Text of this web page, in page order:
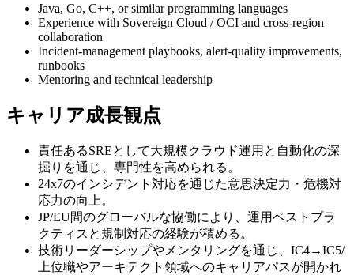
Java, Go, C++, or similar programming languages
Experience with Sovereign Cloud / OCI and cross-region
collaboration
Incident-management playbooks, alert-quality improvements,
runbooks
Mentoring and technical leadership
キャリア成長観点
責任あるSREとして大規模クラウド運用と自動化の深
掘りを通じ、専門性を高められる。
24x7のインシデント対応を通じた意思決定力・危機対
応力の向上。
JP/EU間のグローバルな協働により、運用ベストプラ
クティスと規制対応の経験が積める。
技術リーダーシップやメンタリングを通じ、IC4→IC5/
上位職やアーキテクト領域へのキャリアパスが開かれ